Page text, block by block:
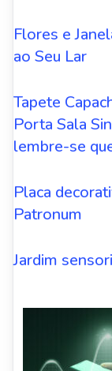
Flores e
ao Seu Lar
Tapete
Porta Sala
lembre-se
Placa
Patronum
Jardim